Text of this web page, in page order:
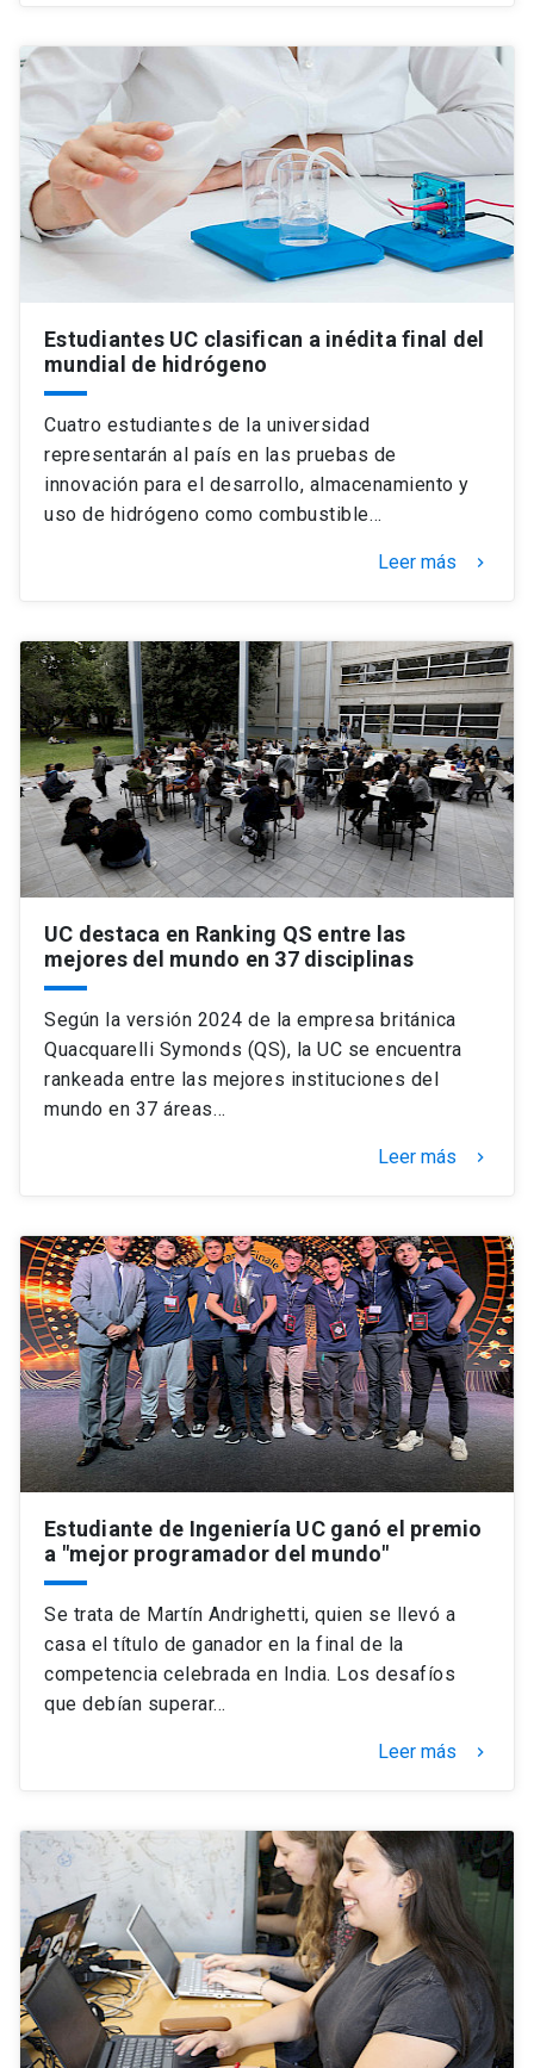
Estudiantes UC clasifican a inédita final del
mundial de hidrógeno
Cuatro estudiantes de la universidad
representarán al país en las pruebas de
innovación para el desarrollo, almacenamiento y
uso de hidrógeno como combustible…
Leer más keyboard_arrow_right
UC destaca en Ranking QS entre las
mejores del mundo en 37 disciplinas
Según la versión 2024 de la empresa británica
Quacquarelli Symonds (QS), la UC se encuentra
rankeada entre las mejores instituciones del
mundo en 37 áreas…
Leer más keyboard_arrow_right
Estudiante de Ingeniería UC ganó el premio
a "mejor programador del mundo"
Se trata de Martín Andrighetti, quien se llevó a
casa el título de ganador en la final de la
competencia celebrada en India. Los desafíos
que debían superar…
Leer más keyboard_arrow_right